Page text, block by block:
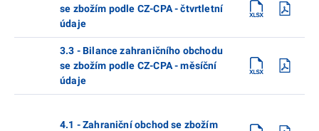
se zbožím podle CZ-CPA - čtvrtletní
údaje
3.3 - Bilance zahraničního obchodu
se zbožím podle CZ-CPA - měsíční
údaje
4.1 - Zahraniční obchod se zbožím